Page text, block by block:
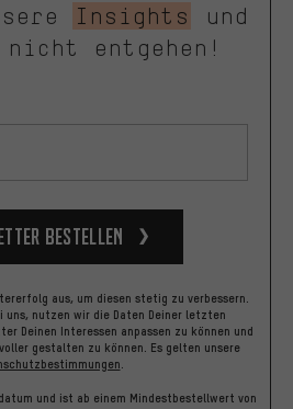
Insights
und
nicht entgehen!
bestellen
aus, um diesen stetig zu verbessern.
uns, nutzen wir die Daten Deiner letzten
Deinen Interessen anpassen zu können und
gestalten zu können. Es gelten unsere
.
und ist ab einem Mindestbestellwert von